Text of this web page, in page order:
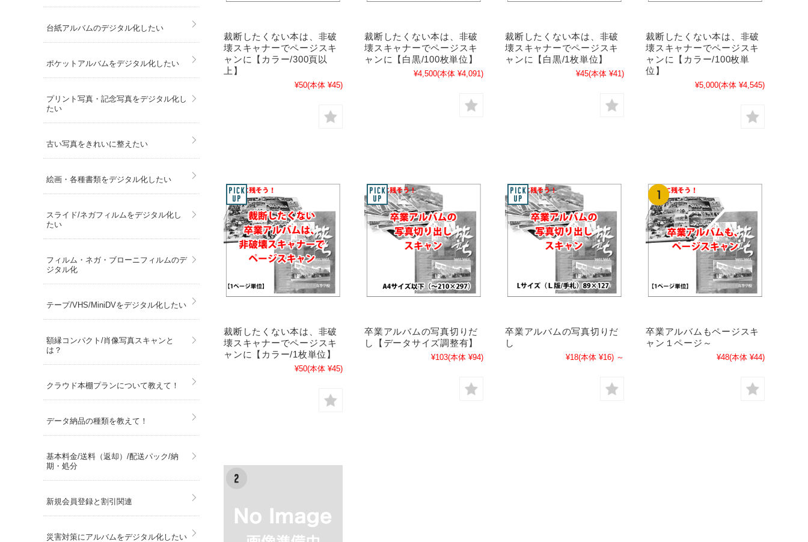
裁断したくない本は、非破
壊スキャナーでページスキ
ャンに【カラー/300頁以
上】
¥50(本体 ¥45)
裁断したくない本は、非破
壊スキャナーでページスキ
ャンに【白黒/100枚単位】
¥4,500(本体 ¥4,091)
裁断したくない本は、非破
壊スキャナーでページスキ
ャンに【白黒/1枚単位】
¥45(本体 ¥41)
裁断したくない本は、非破
壊スキャナーでページスキ
ャンに【カラー/100枚単
位】
¥5,000(本体 ¥4,545)
裁断したくない本は、非破
壊スキャナーでページスキ
ャンに【カラー/1枚単位】
¥50(本体 ¥45)
卒業アルバムの写真切りだ
し【データサイズ調整有】
¥103(本体 ¥94)
卒業アルバムの写真切りだ
し
¥18(本体 ¥16) ～
卒業アルバムもページスキ
ャン１ページ～
¥48(本体 ¥44)
台紙アルバムのデジタル化したい
ポケットアルバムをデジタル化したい
プリント写真・記念写真をデジタル化し
たい
古い写真をきれいに整えたい
絵画・各種書類をデジタル化したい
スライド/ネガフィルムをデジタル化し
たい
フィルム・ネガ・ブローニフィルムのデ
ジタル化
テープ/VHS/MiniDVをデジタル化したい
額縁コンパクト/肖像写真スキャンと
は？
クラウド本棚プランについて教えて！
データ納品の種類を教えて！
基本料金/送料（返却）/配送パック/納
期・処分
新規会員登録と割引関連
災害対策にアルバムをデジタル化したい